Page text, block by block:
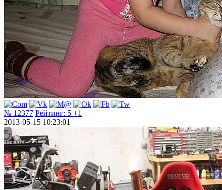
№ 12377 Рейтинг: 5 +1
2013-05-15 10:23:01